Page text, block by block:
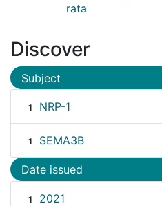
rata
Discover
Subject
1 NRP-1
1 SEMA3B
Date issued
1 2021